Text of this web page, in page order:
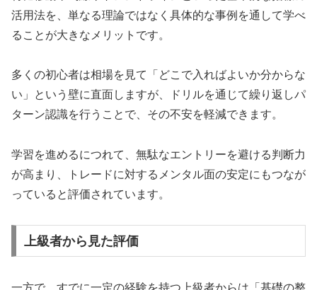
活用法を、単なる理論ではなく具体的な事例を通して学べ
ることが大きなメリットです。
多くの初心者は相場を見て「どこで入ればよいか分からな
い」という壁に直面しますが、ドリルを通じて繰り返しパ
ターン認識を行うことで、その不安を軽減できます。
学習を進めるにつれて、無駄なエントリーを避ける判断力
が高まり、トレードに対するメンタル面の安定にもつなが
っていると評価されています。
上級者から見た評価
一方で、すでに一定の経験を持つ上級者からは「基礎の整